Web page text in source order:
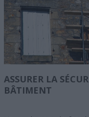
ASSURER LA
BÂTIMENT